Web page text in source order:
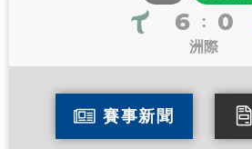
6 : 0
洲際
賽事新聞